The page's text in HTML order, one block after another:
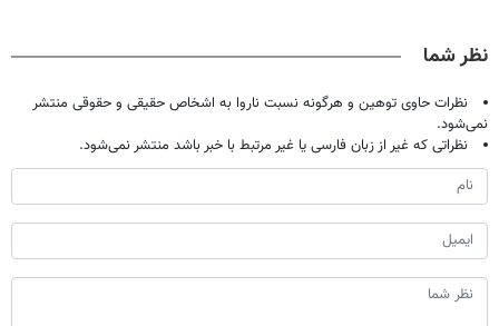
نظر شما
نظرات حاوی توهین و هرگونه نسبت ناروا به اشخاص حقیقی و حقوقی منتشر
نمی‌شود.
نظراتی که غیر از زبان فارسی یا غیر مرتبط با خبر باشد منتشر نمی‌شود.